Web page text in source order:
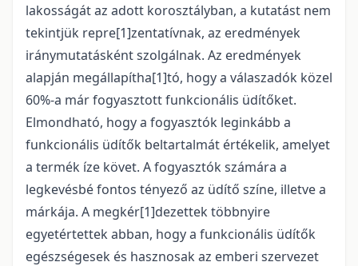
lakosságát az adott korosztályban, a kutatást nem
tekintjük repre[1]zentatívnak, az eredmények
iránymutatásként szolgálnak. Az eredmények
alapján megállapítha[1]tó, hogy a válaszadók közel
60%-a már fogyasztott funkcionális üdítőket.
Elmondható, hogy a fogyasztók leginkább a
funkcionális üdítők beltartalmát értékelik, amelyet
a termék íze követ. A fogyasztók számára a
legkevésbé fontos tényező az üdítő színe, illetve a
márkája. A megkér[1]dezettek többnyire
egyetértettek abban, hogy a funkcionális üdítők
egészségesek és hasznosak az emberi szervezet